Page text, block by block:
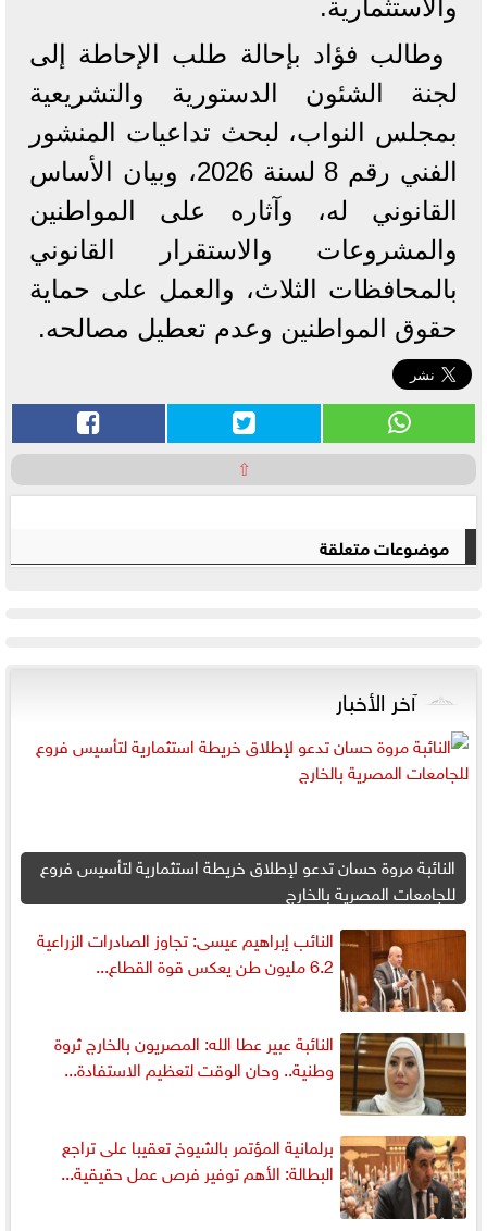
والاستثمارية.
وطالب فؤاد بإحالة طلب الإحاطة إلى
لجنة الشئون الدستورية والتشريعية
بمجلس النواب، لبحث تداعيات المنشور
الفني رقم 8 لسنة 2026، وبيان الأساس
القانوني له، وآثاره على المواطنين
والمشروعات والاستقرار القانوني
بالمحافظات الثلاث، والعمل على حماية
حقوق المواطنين وعدم تعطيل مصالحه.
⇧
موضوعات متعلقة
آخر الأخبار
النائبة مروة حسان تدعو لإطلاق خريطة استثمارية لتأسيس فروع
للجامعات المصرية بالخارج
النائب إبراهيم عيسى: تجاوز الصادرات الزراعية
6.2 مليون طن يعكس قوة القطاع...
النائبة عبير عطا الله: المصريون بالخارج ثروة
وطنية.. وحان الوقت لتعظيم الاستفادة...
برلمانية المؤتمر بالشيوخ تعقيبا على تراجع
البطالة: الأهم توفير فرص عمل حقيقية...